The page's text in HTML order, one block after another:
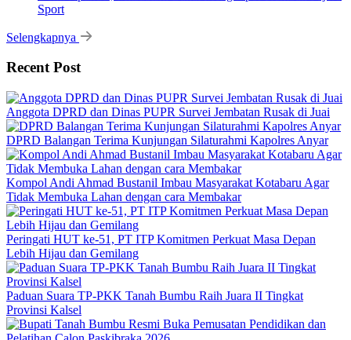
Sport
Selengkapnya
Recent Post
Anggota DPRD dan Dinas PUPR Survei Jembatan Rusak di Juai
DPRD Balangan Terima Kunjungan Silaturahmi Kapolres Anyar
Kompol Andi Ahmad Bustanil Imbau Masyarakat Kotabaru Agar
Tidak Membuka Lahan dengan cara Membakar
Peringati HUT ke-51, PT ITP Komitmen Perkuat Masa Depan
Lebih Hijau dan Gemilang
Paduan Suara TP-PKK Tanah Bumbu Raih Juara II Tingkat
Provinsi Kalsel